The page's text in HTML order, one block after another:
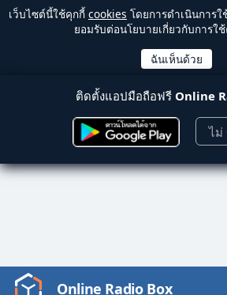
เว็บไซต์นี้ใช้คุกกี้ cookies โดยการดำเนินการ
ยอมรับต่อนโยบายเกี่ยวกับการใช้
ติดตั้งแอปมือถือฟรี Online
ไม่
Online Radio Box